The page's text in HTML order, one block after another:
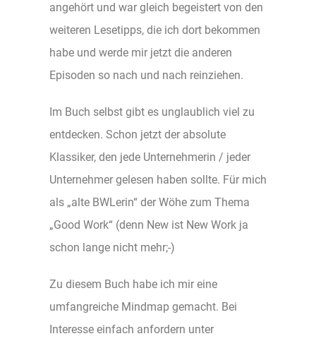
angehört und war gleich begeistert von den
weiteren Lesetipps, die ich dort bekommen
habe und werde mir jetzt die anderen
Episoden so nach und nach reinziehen.
Im Buch selbst gibt es unglaublich viel zu
entdecken. Schon jetzt der absolute
Klassiker, den jede Unternehmerin / jeder
Unternehmer gelesen haben sollte. Für mich
als „alte BWLerin“ der Wöhe zum Thema
„Good Work“ (denn New ist New Work ja
schon lange nicht mehr;-)
Zu diesem Buch habe ich mir eine
umfangreiche Mindmap gemacht. Bei
Interesse einfach anfordern unter